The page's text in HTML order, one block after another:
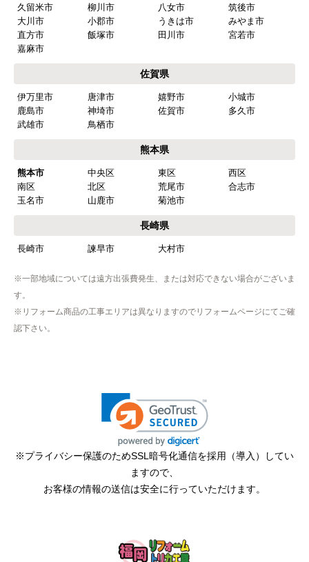
またこのショップを利用したいですか？
文時期】2026年03月頃（モバイルから）
【このショップを選んだ理由は？】
商品価格がお手頃だった
【注文からどのくらいで届きましたか？】
忘れました
【その他感想・コメント】
工事は土曜日に申し込んだが、
たので、仕事を1日休まなければならなかった。
ショップからの連絡や対応は適切でしたか？
予定の期日までに商品が届きましたか？
はい
商品の梱包は必要十分なものでしたか？
はい
久留米市
柳川市 八女市
筑後市
大川市
小郡市 うきは市
みやま市
直方市
飯塚市 田川市
宮若市
嘉麻市
佐賀県
伊万里市 唐津市 嬉野市
小城市
鹿島市
神埼市 佐賀市
多久市
武雄市
鳥栖市
熊本県
熊本市 中央区 東区
西区
南区
北区 荒尾市
合志市
玉名市
山鹿市 菊池市
長崎県
長崎市 諫早市 大村市
※一部地域については遠方出張費発生、または対応できない場合がございま
す。
※リフォーム商品の工事エリアは異なりますのでリフォームページにてご確
認下さい。
※プライバシー保護のためSSL暗号化通信を採用（導入）してい
ますので、
お客様の情報の送信は安全に行っていただけます。